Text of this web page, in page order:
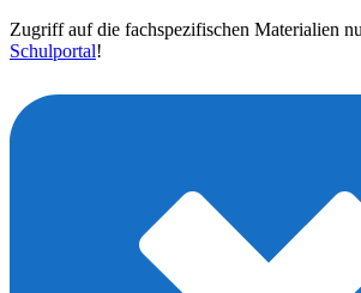
Zugriff auf die fachspezifischen Materialien
Schulportal!